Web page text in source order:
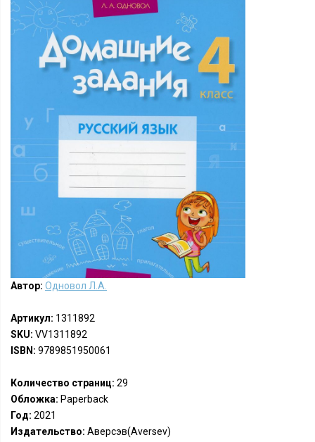
Автор: Одновол Л.А.
Артикул: 1311892
SKU: VV1311892
ISBN: 9789851950061
Количество страниц: 29
Обложка: Paperback
Год: 2021
Издательство: Аверсэв(Aversev)